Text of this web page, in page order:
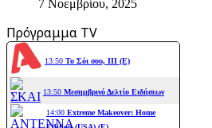
7 Νοεμβρίου, 2025
Πρόγραμμα TV